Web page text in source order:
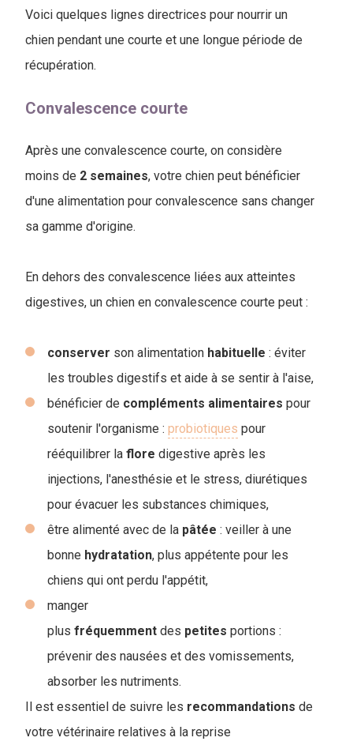
Voici quelques lignes directrices pour nourrir un
chien pendant une courte et une longue période de
récupération.
Convalescence courte
Après une convalescence courte, on considère
moins de 2 semaines, votre chien peut bénéficier
d'une alimentation pour convalescence sans changer
sa gamme d'origine.
En dehors des convalescence liées aux atteintes
digestives, un chien en convalescence courte peut :
conserver son alimentation habituelle : éviter
les troubles digestifs et aide à se sentir à l'aise,
bénéficier de compléments alimentaires pour
soutenir l'organisme : probiotiques pour
rééquilibrer la flore digestive après les
injections, l'anesthésie et le stress, diurétiques
pour évacuer les substances chimiques,
être alimenté avec de la pâtée : veiller à une
bonne hydratation, plus appétente pour les
chiens qui ont perdu l'appétit,
manger
plus fréquemment des petites portions :
prévenir des nausées et des vomissements,
absorber les nutriments.
Il est essentiel de suivre les recommandations de
votre vétérinaire relatives à la reprise